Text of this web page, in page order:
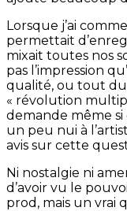
Lorsque j’ai
permettait
mixait toutes nos
pas l’impression
qualité, ou tout du
« révolution
demande même
un peu nui à
avis sur cette
Ni nostalgie ni
d’avoir vu le
prod, mais un vrai